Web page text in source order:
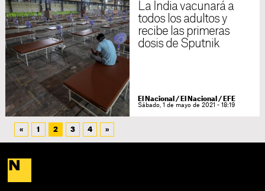
La India vacunará a
todos los adultos y
recibe las primeras
dosis de Sputnik
El Nacional / El Nacional / EFE
Sábado, 1 de mayo de 2021 - 18:19
« 1 2 3 4 »